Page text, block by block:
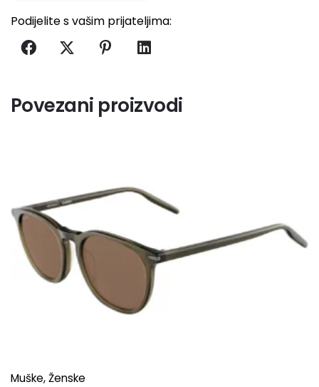
t
a
t
Podijelite s vašim prijateljima:
Povezani proizvodi
Muške,Ženske